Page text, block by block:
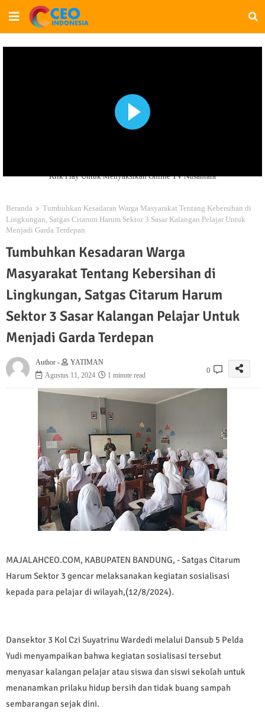
Klik Play Untuk Menyaksikan Online TV Nusantara
Beranda
Tumbuhkan Kesadaran Warga Masyarakat Tentang Kebersihan di
Lingkungan, Satgas Citarum Harum Sektor 3 Sasar Kalangan Pelajar Untuk
Menjadi Garda Terdepan
Tumbuhkan Kesadaran Warga
Masyarakat Tentang Kebersihan di
Lingkungan, Satgas Citarum Harum
Sektor 3 Sasar Kalangan Pelajar Untuk
Menjadi Garda Terdepan
Author -
YATIMAN
Agustus 11, 2024
1 minute read
0
MAJALAHCEO.COM, KABUPATEN BANDUNG, - Satgas Citarum
Harum Sektor 3 gencar melaksanakan kegiatan sosialisasi
kepada para pelajar di wilayah,(12/8/2024).
Dansektor 3 Kol Czi Suyatrinu Wardedi melalui Dansub 5 Pelda
Yudi menyampaikan bahwa kegiatan sosialisasi tersebut
menyasar kalangan pelajar atau siswa dan siswi sekolah untuk
menanamkan prilaku hidup bersih dan tidak buang sampah
sembarangan sejak dini.